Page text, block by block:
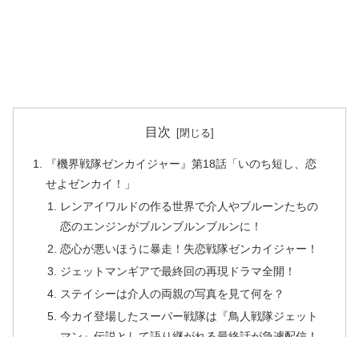
目次
『機界戦隊ゼンカイジャー』第18話「いのち短し、恋
せよゼンカイ！」
レンアイワルドの作る世界で介人やブルーンたちの
恋のエンジンがブルンブルンブルンに！
恋心が悪いほうに暴走！失恋戦隊ゼンカイジャー！
ジェットマンギアで最終回の再現ドラマ全開！
ステイシーは介人の両親の写真を見て何を？
今カイ登場したスーパー戦隊は『鳥人戦隊ジェット